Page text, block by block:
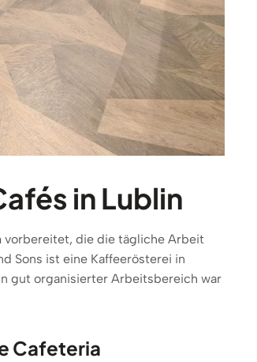
in Lublin
vorbereitet, die die tägliche Arbeit
Sons ist eine Kaffeerösterei in
gut organisierter Arbeitsbereich war
Cafeteria